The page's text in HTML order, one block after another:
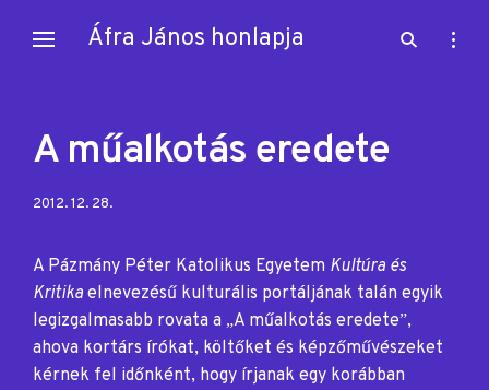
Áfra János honlapja
open
open
A műalkotás eredete
Posted
2012. 12. 28.
A Pázmány Péter Katolikus Egyetem Kultúra és
Kritika elnevezésű kulturális portáljának talán egyik
legizgalmasabb rovata a „A műalkotás eredete”,
ahova kortárs írókat, költőket és képzőművészeket
kérnek fel időnként, hogy írjanak egy korábban